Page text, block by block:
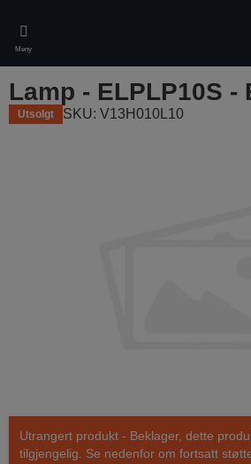
main
content
Meny
Lamp - ELPLP10S -
Utsolgt SKU: V13H010L10
Utrangert produkt - Beklager, dette
tilgjengelig. Se nedenfor om fortsatt